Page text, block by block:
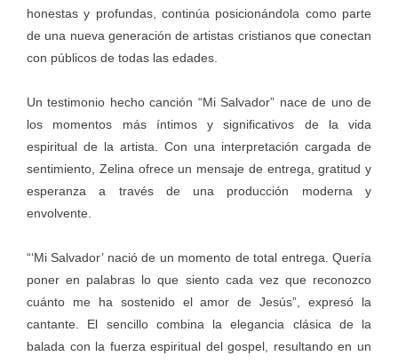
honestas y profundas, continúa posicionándola como parte
de una nueva generación de artistas cristianos que conectan
con públicos de todas las edades.
Un testimonio hecho canción “Mi Salvador” nace de uno de
los momentos más íntimos y significativos de la vida
espiritual de la artista. Con una interpretación cargada de
sentimiento, Zelina ofrece un mensaje de entrega, gratitud y
esperanza a través de una producción moderna y
envolvente.
“‘Mi Salvador’ nació de un momento de total entrega. Quería
poner en palabras lo que siento cada vez que reconozco
cuánto me ha sostenido el amor de Jesús”, expresó la
cantante. El sencillo combina la elegancia clásica de la
balada con la fuerza espiritual del gospel, resultando en un